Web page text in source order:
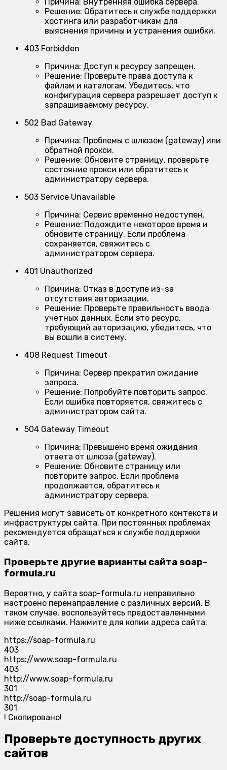
Решение: Обратитесь к службе поддержки
хостинга или разработчикам для
выяснения причины и устранения ошибки.
403 Forbidden
Причина: Доступ к ресурсу запрещен.
Решение: Проверьте права доступа к
файлам и каталогам. Убедитесь, что
конфигурация сервера разрешает доступ к
запрашиваемому ресурсу.
502 Bad Gateway
Причина: Проблемы с шлюзом (gateway) или
обратной прокси.
Решение: Обновите страницу, проверьте
состояние прокси или обратитесь к
администратору сервера.
503 Service Unavailable
Причина: Сервис временно недоступен.
Решение: Подождите некоторое время и
обновите страницу. Если проблема
сохраняется, свяжитесь с
администратором сервера.
401 Unauthorized
Причина: Отказ в доступе из-за
отсутствия авторизации.
Решение: Проверьте правильность ввода
учетных данных. Если это ресурс,
требующий авторизацию, убедитесь, что
вы вошли в систему.
408 Request Timeout
Причина: Сервер прекратил ожидание
запроса.
Решение: Попробуйте повторить запрос.
Если ошибка повторяется, свяжитесь с
администратором сайта.
504 Gateway Timeout
Причина: Превышено время ожидания
ответа от шлюза (gateway).
Решение: Обновите страницу или
повторите запрос. Если проблема
продолжается, обратитесь к
администратору сервера.
Решения могут зависеть от конкретного контекста и
инфраструктуры сайта. При постоянных проблемах
рекомендуется обращаться к службе поддержки
сайта.
Проверьте другие варианты сайта soap-
formula.ru
Вероятно, у сайта soap-formula.ru неправильно
настроено перенаправление с различных версий. В
таком случае, воспользуйтесь предоставленными
ниже ссылками. Нажмите для копии адреса сайта.
https://soap-formula.ru
403
https://www.soap-formula.ru
403
http://www.soap-formula.ru
301
http://soap-formula.ru
301
! Скопировано!
Проверьте доступность других
сайтов